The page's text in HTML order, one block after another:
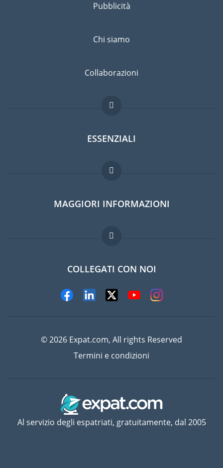
Pubblicità
Chi siamo
Collaborazioni
ESSENZIALI
Forum per expat
Guida per expat
Lavori all'estero
MAGGIORI INFORMAZIONI
Domande frequenti
COLLEGATI CON NOI
© 2026 Expat.com, All rights Reserved
Termini e condizioni
Al servizio degli espatriati, gratuitamente, dal 2005